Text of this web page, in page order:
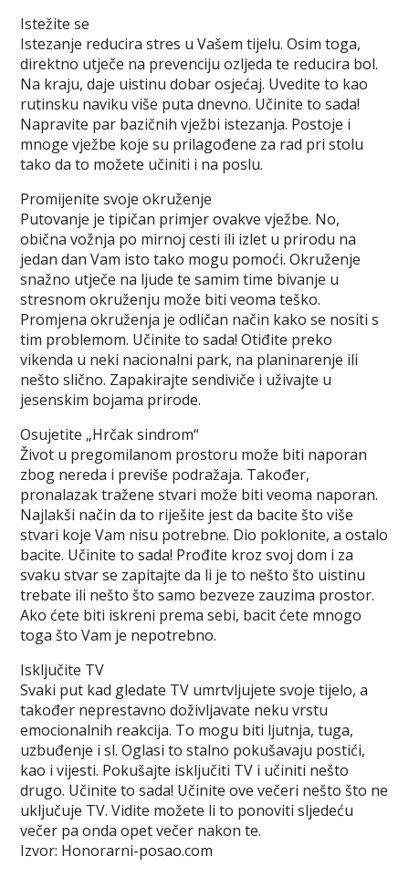
Istežite se
Istezanje reducira stres u Vašem tijelu. Osim toga,
direktno utječe na prevenciju ozljeda te reducira bol.
Na kraju, daje uistinu dobar osjećaj. Uvedite to kao
rutinsku naviku više puta dnevno. Učinite to sada!
Napravite par bazičnih vježbi istezanja. Postoje i
mnoge vježbe koje su prilagođene za rad pri stolu
tako da to možete učiniti i na poslu.
Promijenite svoje okruženje
Putovanje je tipičan primjer ovakve vježbe. No,
obična vožnja po mirnoj cesti ili izlet u prirodu na
jedan dan Vam isto tako mogu pomoći. Okruženje
snažno utječe na ljude te samim time bivanje u
stresnom okruženju može biti veoma teško.
Promjena okruženja je odličan način kako se nositi s
tim problemom. Učinite to sada! Otiđite preko
vikenda u neki nacionalni park, na planinarenje ili
nešto slično. Zapakirajte sendiviče i uživajte u
jesenskim bojama prirode.
Osujetite „Hrčak sindrom“
Život u pregomilanom prostoru može biti naporan
zbog nereda i previše podražaja. Također,
pronalazak tražene stvari može biti veoma naporan.
Najlakši način da to riješite jest da bacite što više
stvari koje Vam nisu potrebne. Dio poklonite, a ostalo
bacite. Učinite to sada! Prođite kroz svoj dom i za
svaku stvar se zapitajte da li je to nešto što uistinu
trebate ili nešto što samo bezveze zauzima prostor.
Ako ćete biti iskreni prema sebi, bacit ćete mnogo
toga što Vam je nepotrebno.
Isključite TV
Svaki put kad gledate TV umrtvljujete svoje tijelo, a
također neprestavno doživljavate neku vrstu
emocionalnih reakcija. To mogu biti ljutnja, tuga,
uzbuđenje i sl. Oglasi to stalno pokušavaju postići,
kao i vijesti. Pokušajte isključiti TV i učiniti nešto
drugo. Učinite to sada! Učinite ove večeri nešto što ne
uključuje TV. Vidite možete li to ponoviti sljedeću
večer pa onda opet večer nakon te.
Izvor: Honorarni-posao.com